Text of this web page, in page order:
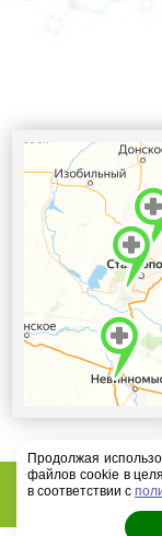
Продолжая
файлов cookie в
в соответствии с